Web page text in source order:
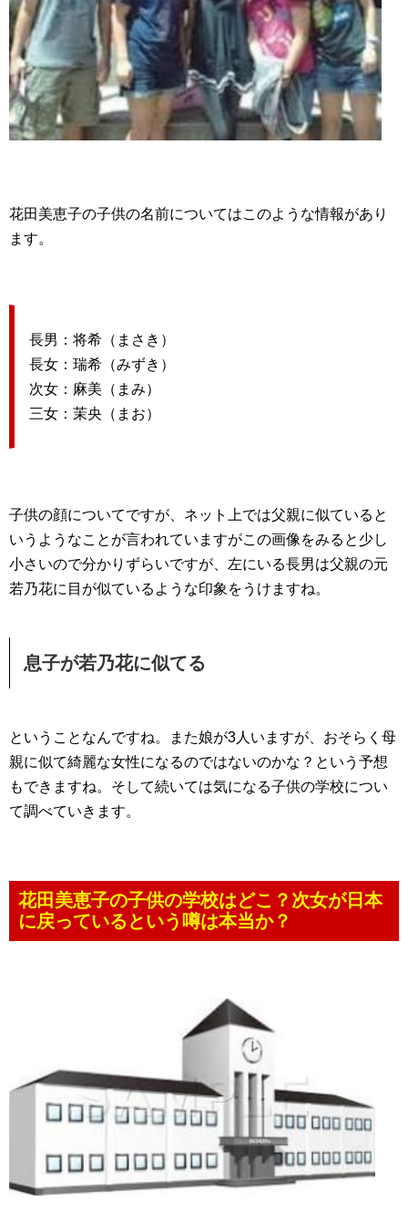
花田美恵子の子供の名前についてはこのような情報があり
ます。
長男：将希（まさき）
長女：瑞希（みずき）
次女：麻美（まみ）
三女：茉央（まお）
子供の顔についてですが、ネット上では父親に似ていると
いうようなことが言われていますがこの画像をみると少し
小さいので分かりずらいですが、左にいる長男は父親の元
若乃花に目が似ているような印象をうけますね。
息子が若乃花に似てる
ということなんですね。また娘が3人いますが、おそらく母
親に似て綺麗な女性になるのではないのかな？という予想
もできますね。そして続いては気になる子供の学校につい
て調べていきます。
花田美恵子の子供の学校はどこ？次女が日本
に戻っているという噂は本当か？